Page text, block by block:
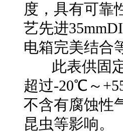
度，具有可靠
艺先进
电箱完美结合
此表供固定
超过-20℃～
不含有腐蚀性
昆虫等影响。